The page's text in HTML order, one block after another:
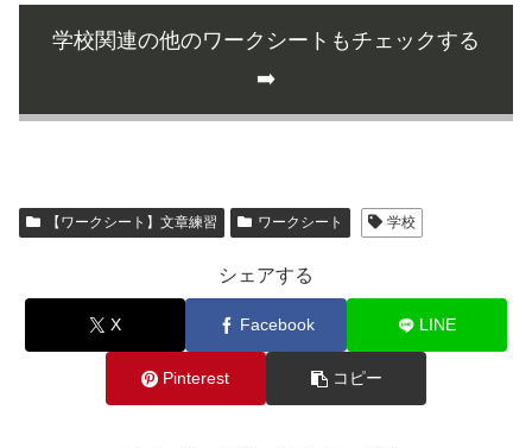
学校関連の他のワークシートもチェックする
➡️
【ワークシート】文章練習 ワークシート 学校
シェアする
X Facebook LINE
Pinterest コピー